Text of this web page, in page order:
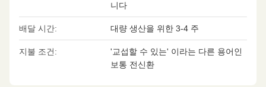
니다
배달 시간: 대량 생산을 위한 3-4 주
지불 조건:
'교섭할 수 있는' 이라는 다른 용어인
보통 전신환